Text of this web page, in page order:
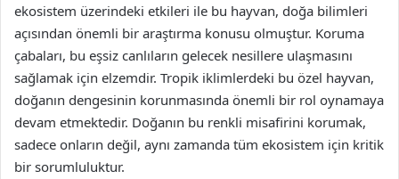
ekosistem üzerindeki etkileri ile bu hayvan, doğa bilimleri
açısından önemli bir araştırma konusu olmuştur. Koruma
çabaları, bu eşsiz canlıların gelecek nesillere ulaşmasını
sağlamak için elzemdir. Tropik iklimlerdeki bu özel hayvan,
doğanın dengesinin korunmasında önemli bir rol oynamaya
devam etmektedir. Doğanın bu renkli misafirini korumak,
sadece onların değil, aynı zamanda tüm ekosistem için kritik
bir sorumluluktur.